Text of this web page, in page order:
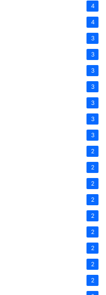
4
4
3
3
3
3
3
3
3
2
2
2
2
2
2
2
2
2